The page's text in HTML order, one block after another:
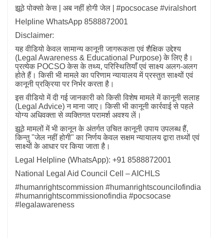
झूठे पोक्सो केस | अब नहीं होगी जेल | #pocsocase #viralshort
Helpline WhatsApp 8588872001
Disclaimer:
यह वीडियो केवल सामान्य कानूनी जागरूकता एवं शैक्षिक उद्देश्य
(Legal Awareness & Educational Purpose) के लिए है।
प्रत्येक POCSO केस के तथ्य, परिस्थितियाँ एवं साक्ष्य अलग-अलग
होते हैं। किसी भी मामले का परिणाम न्यायालय में प्रस्तुत साक्ष्यों एवं
कानूनी प्रक्रिया पर निर्भर करता है।
इस वीडियो में दी गई जानकारी को किसी विशेष मामले में कानूनी सलाह
(Legal Advice) न माना जाए। किसी भी कानूनी कार्रवाई से पहले
योग्य अधिवक्ता से व्यक्तिगत परामर्श अवश्य लें।
झूठे मामलों में भी कानून के अंतर्गत उचित कानूनी उपाय उपलब्ध हैं,
किन्तु "जेल नहीं होगी" का निर्णय केवल सक्षम न्यायालय द्वारा तथ्यों एवं
साक्ष्यों के आधार पर किया जाता है।
Legal Helpline (WhatsApp): +91 8588872001
National Legal Aid Council Cell – AICHLS
#humanrightscommission #humanrightscouncilofindia
#humanrightscommissionofindia #pocsocase
#legalawareness